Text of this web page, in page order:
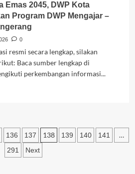
Emas 2045, DWP Kota
Program DWP Mengajar –
0
resmi secara lengkap, silakan
Baca sumber lengkap di
perkembangan informasi...
136 137 138 139 140 141 …
291 Next